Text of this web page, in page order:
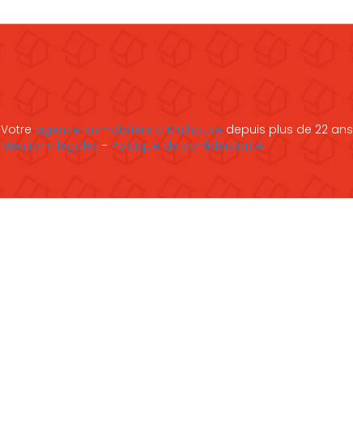
Votre agence immobilière à Mulhouse depuis plus de 22 ans
Mentions légales - Politique de confidentialité